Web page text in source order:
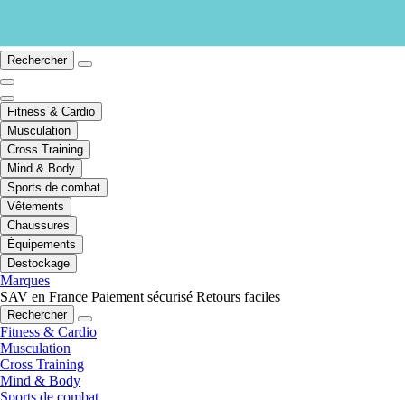
Rechercher
Fitness & Cardio
Musculation
Cross Training
Mind & Body
Sports de combat
Vêtements
Chaussures
Équipements
Destockage
Marques
SAV en France Paiement sécurisé Retours faciles
Rechercher
Fitness & Cardio
Musculation
Cross Training
Mind & Body